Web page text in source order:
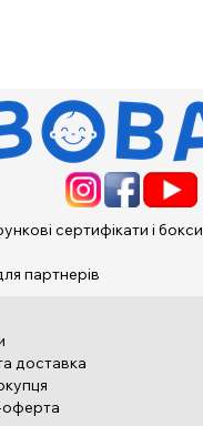
сертифікати і бокси
партнерів
доставка
оферта